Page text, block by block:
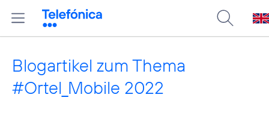
Blogartikel zum Thema
#Ortel_Mobile 2022